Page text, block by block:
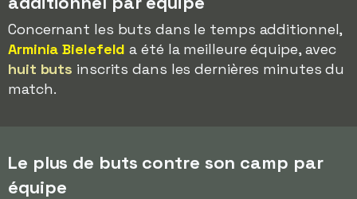
Concernant les buts dans le temps additionnel,
Arminia Bielefeld a été la meilleure équipe, avec
huit buts inscrits dans les dernières minutes du
match.
Le plus de buts contre son camp par
équipe